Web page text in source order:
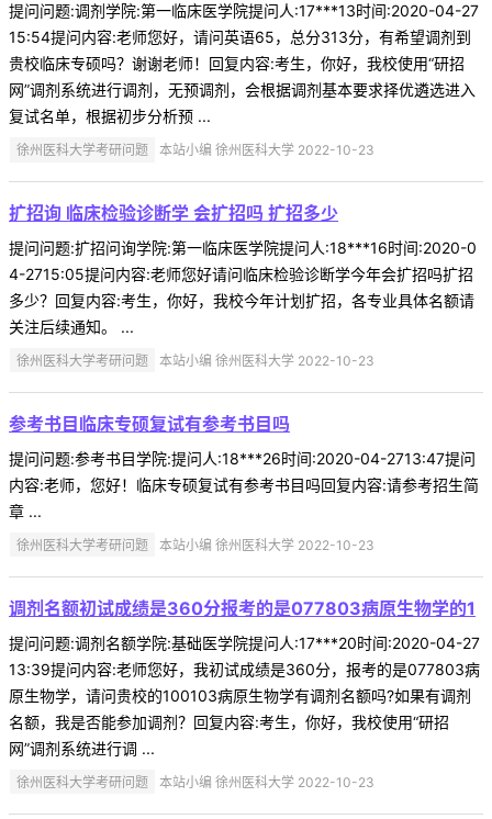
提问问题:调剂学院:第一临床医学院提问人:17***13时间:2020-04-27
15:54提问内容:老师您好，请问英语65，总分313分，有希望调剂到
贵校临床专硕吗？谢谢老师！回复内容:考生，你好，我校使用“研招
网”调剂系统进行调剂，无预调剂，会根据调剂基本要求择优遴选进入
复试名单，根据初步分析预 ...
徐州医科大学考研问题 本站小编 徐州医科大学 2022-10-23
扩招询 临床检验诊断学 会扩招吗 扩招多少
提问问题:扩招问询学院:第一临床医学院提问人:18***16时间:2020-0
4-2715:05提问内容:老师您好请问临床检验诊断学今年会扩招吗扩招
多少？回复内容:考生，你好，我校今年计划扩招，各专业具体名额请
关注后续通知。 ...
徐州医科大学考研问题 本站小编 徐州医科大学 2022-10-23
参考书目临床专硕复试有参考书目吗
提问问题:参考书目学院:提问人:18***26时间:2020-04-2713:47提问
内容:老师，您好！临床专硕复试有参考书目吗回复内容:请参考招生简
章 ...
徐州医科大学考研问题 本站小编 徐州医科大学 2022-10-23
调剂名额初试成绩是360分报考的是077803病原生物学的1
提问问题:调剂名额学院:基础医学院提问人:17***20时间:2020-04-27
13:39提问内容:老师您好，我初试成绩是360分，报考的是077803病
原生物学，请问贵校的100103病原生物学有调剂名额吗?如果有调剂
名额，我是否能参加调剂？回复内容:考生，你好，我校使用“研招
网”调剂系统进行调 ...
徐州医科大学考研问题 本站小编 徐州医科大学 2022-10-23